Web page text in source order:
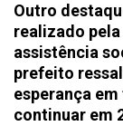
Outro
realizado
assistência
prefeito
esperança
continuar em